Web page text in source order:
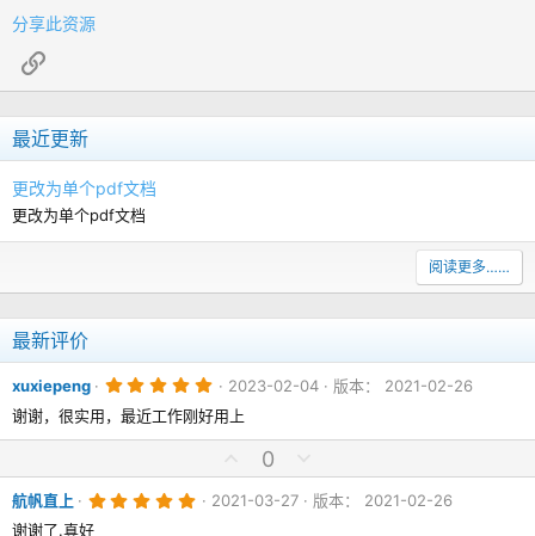
分享此资源
链接
最近更新
更改为单个pdf文档
更改为单个pdf文档
阅读更多……
最新评价
xuxiepeng
5
0
0
颗
2023-02-04
版本： 2021-02-26
谢谢，很实用，最近工作刚好用上
点
赞
0
踩
航帆直上
5 2021-03-27
版本： 2021-02-26
谢谢了.真好